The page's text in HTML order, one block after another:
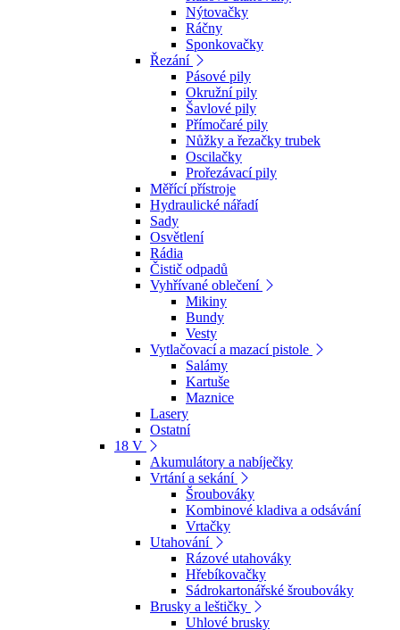
Nýtovačky
Ráčny
Sponkovačky
Řezání
Pásové pily
Okružní pily
Šavlové pily
Přímočaré pily
Nůžky a řezačky trubek
Oscilačky
Prořezávací pily
Měřící přístroje
Hydraulické nářadí
Sady
Osvětlení
Rádia
Čistič odpadů
Vyhřívané oblečení
Mikiny
Bundy
Vesty
Vytlačovací a mazací pistole
Salámy
Kartuše
Maznice
Lasery
Ostatní
18 V
Akumulátory a nabíječky
Vrtání a sekání
Šroubováky
Kombinové kladiva a odsávání
Vrtačky
Utahování
Rázové utahováky
Hřebíkovačky
Sádrokartonářské šroubováky
Brusky a leštičky
Uhlové brusky